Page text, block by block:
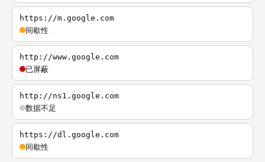
https://m.google.com
间歇性
http://www.google.com
已屏蔽
http://ns1.google.com
数据不足
https://dl.google.com
间歇性